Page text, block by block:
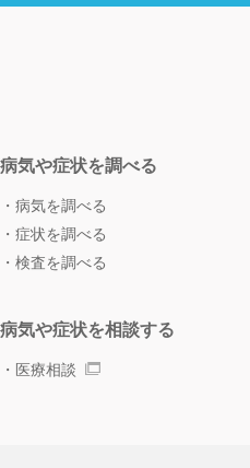
病気や症状を調べる
病気を調べる
症状を調べる
検査を調べる
病気や症状を相談する
医療相談